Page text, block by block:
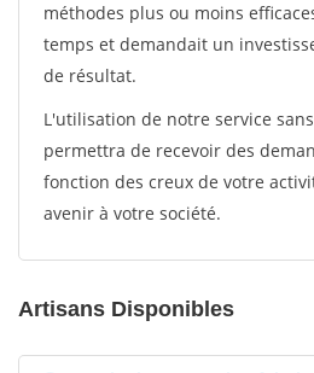
méthodes plus ou moins
temps et demandait un
de résultat.
L'utilisation de notre service
permettra de recevoir des
fonction des creux de votre
avenir à votre société.
Artisans Disponibles